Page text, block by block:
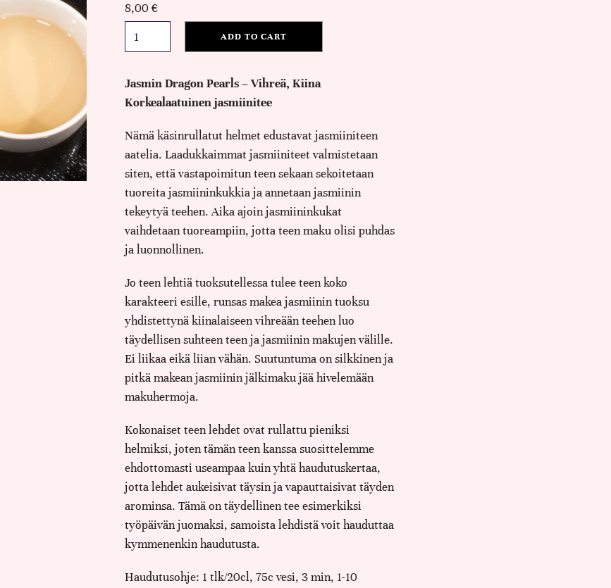
8,00€
ADD TO CART
Jasmin Dragon Pearls – Vihreä, Kiina
Korkealaatuinen jasmiinitee
Nämä käsinrullatut helmet edustavat jasmiiniteen
aatelia. Laadukkaimmat jasmiiniteet valmistetaan
siten, että vastapoimitun teen sekaan sekoitetaan
tuoreita jasmiininkukkia ja annetaan jasmiinin
tekeytyä teehen. Aika ajoin jasmiininkukat
vaihdetaan tuoreampiin, jotta teen maku olisi puhdas
ja luonnollinen.
Jo teen lehtiä tuoksutellessa tulee teen koko
karakteeri esille, runsas makea jasmiinin tuoksu
yhdistettynä kiinalaiseen vihreään teehen luo
täydellisen suhteen teen ja jasmiinin makujen välille.
Ei liikaa eikä liian vähän. Suutuntuma on silkkinen ja
pitkä makean jasmiinin jälkimaku jää hivelemään
makuhermoja.
Kokonaiset teen lehdet ovat rullattu pieniksi
helmiksi, joten tämän teen kanssa suosittelemme
ehdottomasti useampaa kuin yhtä haudutuskertaa,
jotta lehdet aukeisivat täysin ja vapauttaisivat täyden
arominsa. Tämä on täydellinen tee esimerkiksi
työpäivän juomaksi, samoista lehdistä voit hauduttaa
kymmenenkin haudutusta.
Haudutusohje: 1 tlk/20cl, 75c vesi, 3 min, 1-10